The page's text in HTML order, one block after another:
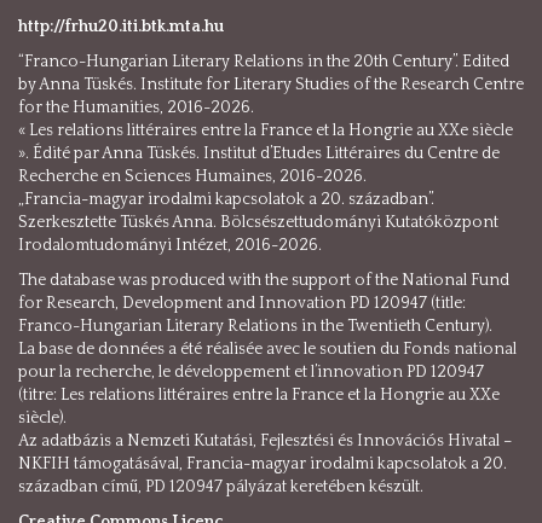
http://frhu20.iti.btk.mta.hu
“Franco-Hungarian Literary Relations in the 20th Century”. Edited
by Anna Tüskés. Institute for Literary Studies of the Research Centre
for the Humanities, 2016-2026.
« Les relations littéraires entre la France et la Hongrie au XXe siècle
». Édité par Anna Tüskés. Institut d’Etudes Littéraires du Centre de
Recherche en Sciences Humaines, 2016-2026.
„Francia-magyar irodalmi kapcsolatok a 20. században”.
Szerkesztette Tüskés Anna. Bölcsészettudományi Kutatóközpont
Irodalomtudományi Intézet, 2016-2026.
The database was produced with the support of the National Fund
for Research, Development and Innovation PD 120947 (title:
Franco-Hungarian Literary Relations in the Twentieth Century).
La base de données a été réalisée avec le soutien du Fonds national
pour la recherche, le développement et l’innovation PD 120947
(titre: Les relations littéraires entre la France et la Hongrie au XXe
siècle).
Az adatbázis a Nemzeti Kutatási, Fejlesztési és Innovációs Hivatal –
NKFIH támogatásával, Francia-magyar irodalmi kapcsolatok a 20.
században című, PD 120947 pályázat keretében készült.